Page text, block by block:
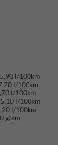
5,90 l/100km
l/100km
l/100km
5,10 l/100km
l/100km
g/km